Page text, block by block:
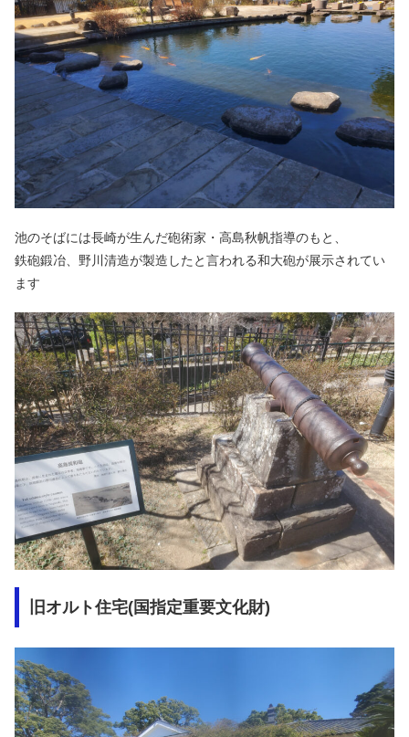
池のそばには長崎が生んだ砲術家・高島秋帆指導のもと、
鉄砲鍛冶、野川清造が製造したと言われる和大砲が展示されてい
ます
旧オルト住宅(国指定重要文化財)